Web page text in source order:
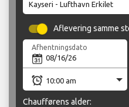
Aflevering samme
Afhentningsdato
Chaufførens alder: